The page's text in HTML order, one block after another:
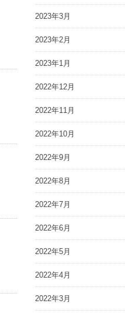
2023年3月
2023年2月
2023年1月
2022年12月
2022年11月
2022年10月
2022年9月
2022年8月
2022年7月
2022年6月
2022年5月
2022年4月
2022年3月